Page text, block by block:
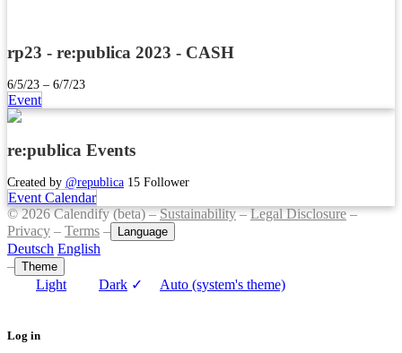
rp23 - re:publica 2023 - CASH
6/5/23 – 6/7/23
Event
re:publica Events
Created by @republica 15 Follower
Event Calendar
© 2026 Calendify (beta) –Sustainability–Legal Disclosure–
Privacy – Terms – Language
Deutsch English
– Theme
Light Dark ✓ Auto (system's theme)
Log in